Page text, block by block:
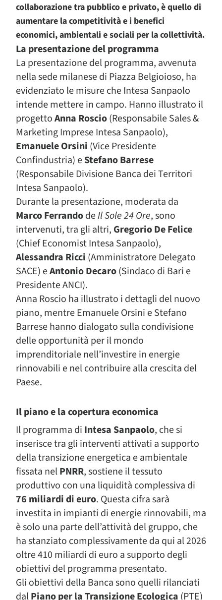
collaborazione tra pubblico e privato, è quello di
aumentare la competitività e i benefici
economici, ambientali e sociali per la collettività.
La presentazione del programma
La presentazione del programma, avvenuta
nella sede milanese di Piazza Belgioioso, ha
evidenziato le misure che Intesa Sanpaolo
intende mettere in campo. Hanno illustrato il
progettoAnna Roscio(Responsabile Sales &
Marketing Imprese Intesa Sanpaolo),
Emanuele Orsini (Vice Presidente
Confindustria) eStefano Barrese
(Responsabile Divisione Banca dei Territori
Intesa Sanpaolo).
Durante la presentazione, moderata da
Marco FerrandodeIl Sole 24 Ore, sono
intervenuti, tra gli altri, Gregorio De Felice
(Chief Economist Intesa Sanpaolo),
Alessandra Ricci (Amministratore Delegato
SACE) eAntonio Decaro(Sindaco di Bari e
Presidente ANCI).
Anna Roscio ha illustrato i dettagli del nuovo
piano, mentre Emanuele Orsini e Stefano
Barrese hanno dialogato sulla condivisione
delle opportunità per il mondo
imprenditoriale nell’investire in energie
rinnovabili e nel contribuire alla crescita del
Paese.
Il piano e la copertura economica
Il programma di Intesa Sanpaolo, che si
inserisce tra gli interventi attivati a supporto
della transizione energetica e ambientale
fissata nelPNRR, sostiene il tessuto
produttivo con una liquidità complessiva di
76 miliardi di euro. Questa cifra sarà
investita in impianti di energie rinnovabili, ma
è solo una parte dell’attività del gruppo, che
ha stanziato complessivamente da qui al 2026
oltre 410 miliardi di euro a supporto degli
obiettivi del programma presentato.
Gli obiettivi della Banca sono quelli rilanciati
dalPiano per la Transizione Ecologica (PTE)